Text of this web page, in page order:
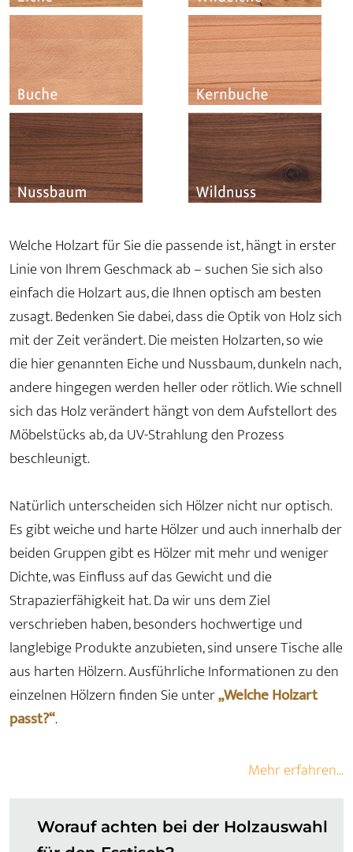
Welche Holzart für Sie die passende ist, hängt in erster
Linie von Ihrem Geschmack ab – suchen Sie sich also
einfach die Holzart aus, die Ihnen optisch am besten
zusagt. Bedenken Sie dabei, dass die Optik von Holz sich
mit der Zeit verändert. Die meisten Holzarten, so wie
die hier genannten Eiche und Nussbaum, dunkeln nach,
andere hingegen werden heller oder rötlich. Wie schnell
sich das Holz verändert hängt von dem Aufstellort des
Möbelstücks ab, da UV-Strahlung den Prozess
beschleunigt.
Natürlich unterscheiden sich Hölzer nicht nur optisch.
Es gibt weiche und harte Hölzer und auch innerhalb der
beiden Gruppen gibt es Hölzer mit mehr und weniger
Dichte, was Einfluss auf das Gewicht und die
Strapazierfähigkeit hat. Da wir uns dem Ziel
verschrieben haben, besonders hochwertige und
langlebige Produkte anzubieten, sind unsere Tische alle
aus harten Hölzern. Ausführliche Informationen zu den
einzelnen Hölzern finden Sie unter„Welche Holzart
passt?“.
Mehr erfahren...
Worauf achten bei der Holzauswahl